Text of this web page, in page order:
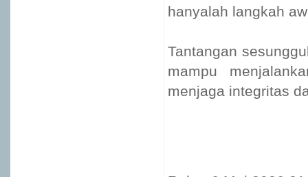
hanyalah langkah
Tantangan
mampu
menjaga integritas